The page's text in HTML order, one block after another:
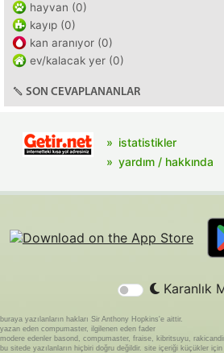
hayvan (0)
kayıp (0)
kan aranıyor (0)
ev/kalacak yer (0)
SON CEVAPLANANLAR
istatistikler
yardım / hakkında
Karanlık
buraya yazılanların hakları Sir Anthony Hopkins'e aittir.
yazan eden compumaster, ilgilenen eden fader
modere edenler basond, compumaster, fraise, kibritsuyu,
bu sitede yazılanların hiçbiri doğru değildir. site içeriği küçükler için